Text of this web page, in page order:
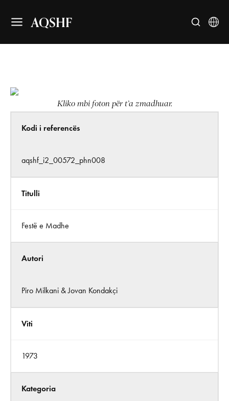
AQSHF
Kliko mbi foton për t’a zmadhuar.
Kodi i referencës
aqshf_i2_00572_phn008
Titulli
Festë e Madhe
Autori
Piro Milkani & Jovan Kondakçi
Viti
1973
Kategoria